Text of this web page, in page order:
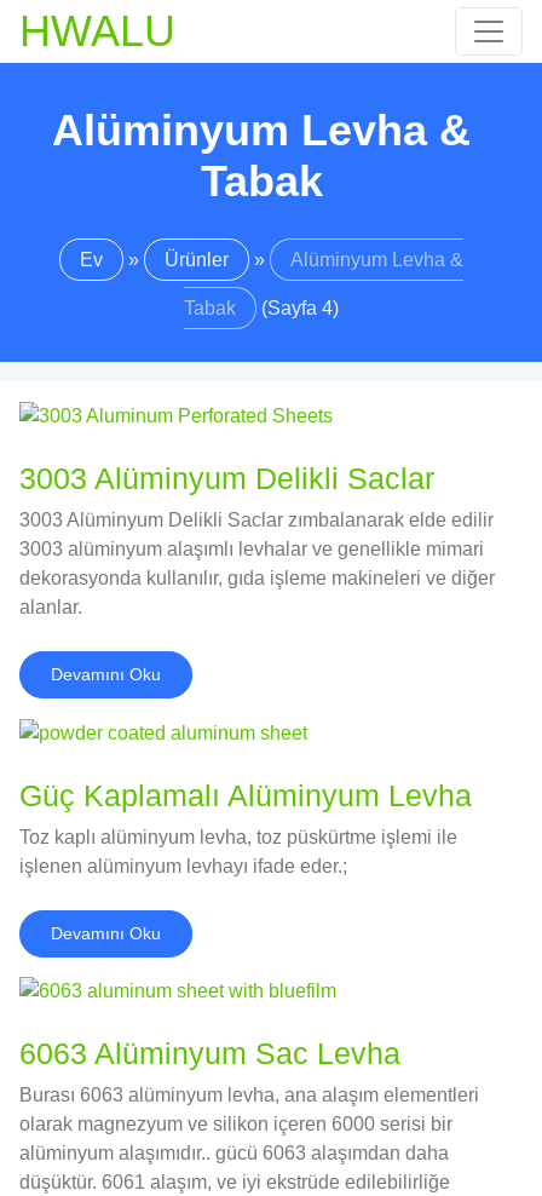
HWALU
Alüminyum Levha &
Tabak
Ev » Ürünler » Alüminyum Levha &
Tabak (Sayfa 4)
3003 Alüminyum Delikli Saclar
3003 Alüminyum Delikli Saclar zımbalanarak elde edilir
3003 alüminyum alaşımlı levhalar ve genellikle mimari
dekorasyonda kullanılır, gıda işleme makineleri ve diğer
alanlar.
Devamını Oku
Güç Kaplamalı Alüminyum Levha
Toz kaplı alüminyum levha, toz püskürtme işlemi ile
işlenen alüminyum levhayı ifade eder.;
Devamını Oku
6063 Alüminyum Sac Levha
Burası 6063 alüminyum levha, ana alaşım elementleri
olarak magnezyum ve silikon içeren 6000 serisi bir
alüminyum alaşımıdır.. gücü 6063 alaşımdan daha
düşüktür. 6061 alaşım, ve iyi ekstrüde edilebilirliğe